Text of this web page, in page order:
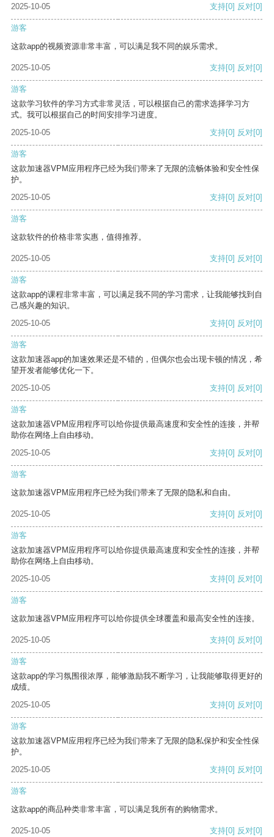
2025-10-05 支持[0] 反对[0]
游客
这款app的视频资源非常丰富，可以满足我不同的娱乐需求。
2025-10-05 支持[0] 反对[0]
游客
这款学习软件的学习方式非常灵活，可以根据自己的需求选择学习方
式。我可以根据自己的时间安排学习进度。
2025-10-05
支持[0] 反对[0]
游客
这款加速器VPM应用程序已经为我们带来了无限的流畅体验和安全性保
护。
2025-10-05
支持[0] 反对[0]
游客
这款软件的价格非常实惠，值得推荐。
2025-10-05 支持[0] 反对[0]
游客
这款app的课程非常丰富，可以满足我不同的学习需求，让我能够找到自
己感兴趣的知识。
2025-10-05
支持[0] 反对[0]
游客
这款加速器app的加速效果还是不错的，但偶尔也会出现卡顿的情况，希
望开发者能够优化一下。
2025-10-05
支持[0] 反对[0]
游客
这款加速器VPM应用程序可以给你提供最高速度和安全性的连接，并帮
助你在网络上自由移动。
2025-10-05
支持[0] 反对[0]
游客
这款加速器VPM应用程序已经为我们带来了无限的隐私和自由。
2025-10-05 支持[0] 反对[0]
游客
这款加速器VPM应用程序可以给你提供最高速度和安全性的连接，并帮
助你在网络上自由移动。
2025-10-05
支持[0] 反对[0]
游客
这款加速器VPM应用程序可以给你提供全球覆盖和最高安全性的连接。
2025-10-05 支持[0] 反对[0]
游客
这款app的学习氛围很浓厚，能够激励我不断学习，让我能够取得更好的
成绩。
2025-10-05
支持[0] 反对[0]
游客
这款加速器VPM应用程序已经为我们带来了无限的隐私保护和安全性保
护。
2025-10-05
支持[0] 反对[0]
游客
这款app的商品种类非常丰富，可以满足我所有的购物需求。
2025-10-05 支持[0] 反对[0]